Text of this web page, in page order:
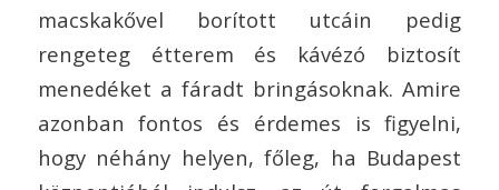
macskakővel borított utcáin pedig
rengeteg étterem és kávézó biztosít
menedéket a fáradt bringásoknak. Amire
azonban fontos és érdemes is figyelni,
hogy néhány helyen, főleg, ha Budapest